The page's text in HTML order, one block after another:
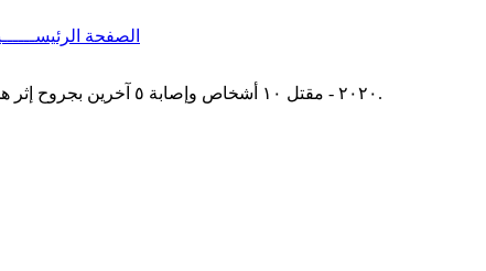
الصفحة
٢٠٢٠ - مقتل ١٠ أشخاص وإصابة ٥ آخرين بجروح إثر هجوم مسلح قام به ألماني يميني متطرف استهدف مقهيين في مدينة هاناو في ولاية هسن الألمانية، قبل أن تعثر عليه الشرطة ميتا في منزله.